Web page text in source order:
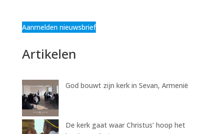
Aanmelden nieuwsbrief
Artikelen
God bouwt zijn kerk in Sevan, Armenië
De kerk gaat waar Christus’ hoop het